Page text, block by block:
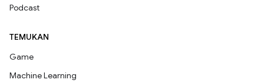
Podcast
TEMUKAN
Game
Machine Learning